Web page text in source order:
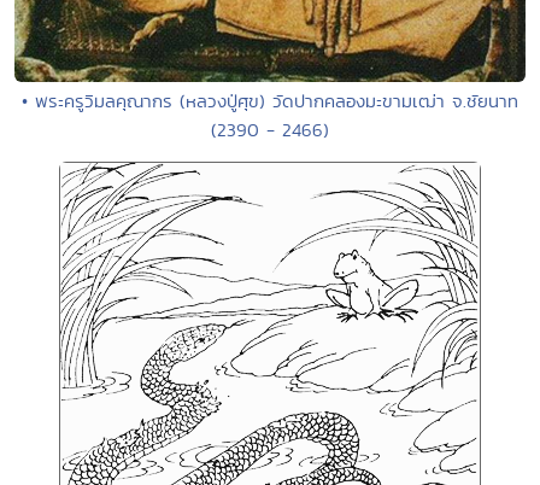
• พระครูวิมลคุณากร (หลวงปู่ศุข) วัดปากคลองมะขามเฒ่า จ.ชัยนาท
(2390 - 2466)